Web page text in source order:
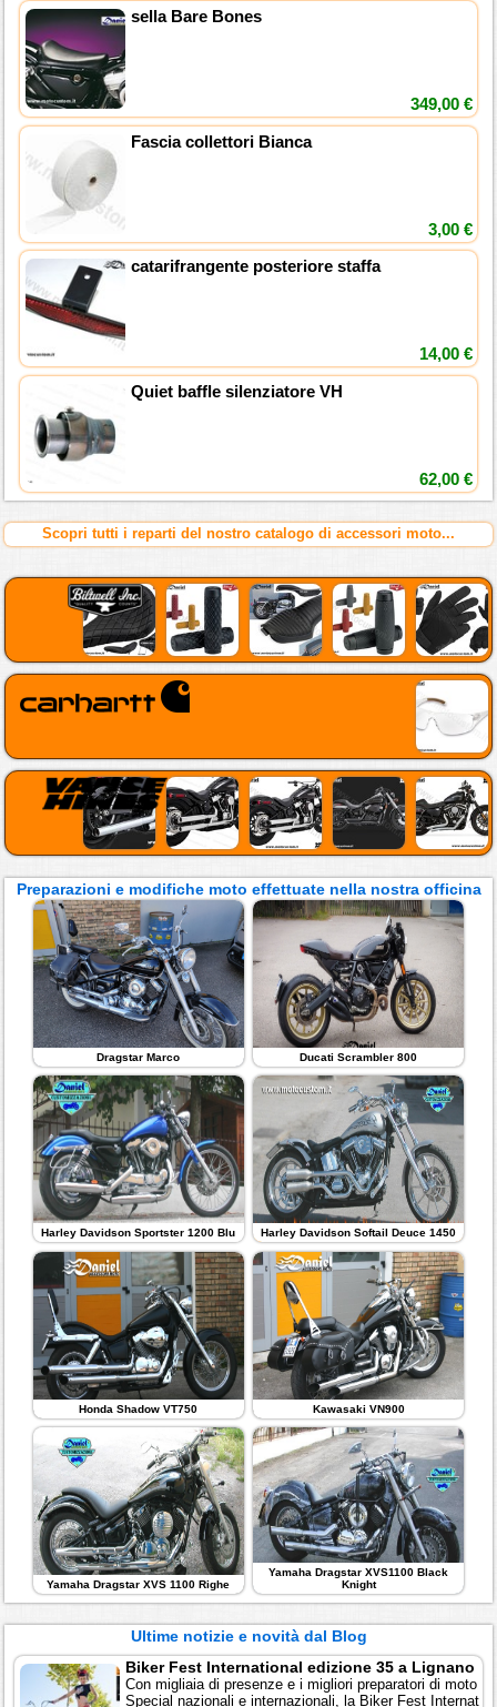
sella Bare Bones
349,00 €
Fascia collettori Bianca
3,00 €
catarifrangente posteriore staffa
14,00 €
Quiet baffle silenziatore VH
62,00 €
Scopri tutti i reparti del nostro catalogo di accessori moto...
Preparazioni e modifiche moto effettuate nella nostra officina
Dragstar Marco Ducati Scrambler 800
Harley Davidson Sportster 1200 Blu Harley Davidson Softail Deuce 1450
Honda Shadow VT750 Kawasaki VN900
Yamaha Dragstar XVS 1100 Righe
Yamaha Dragstar XVS1100 Black
Knight
Ultime notizie e novità dal Blog
Biker Fest International edizione 35 a Lignano
Con migliaia di presenze e i migliori preparatori di moto
Special nazionali e internazionali, la Biker Fest Internat